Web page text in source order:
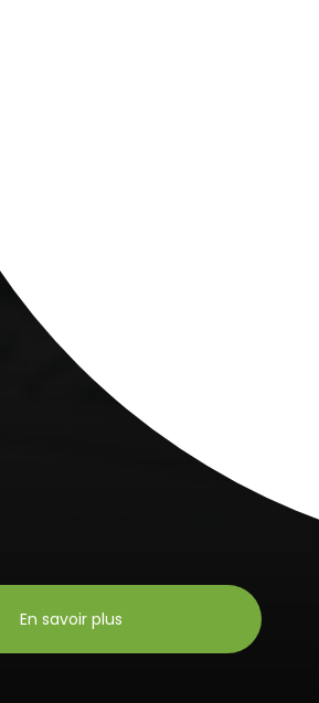
En savoir plus